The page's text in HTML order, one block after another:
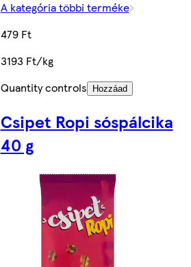
A kategória többi terméke
479 Ft
3193 Ft/kg
Quantity controls
Hozzáad
Csipet Ropi sóspálcika
40 g